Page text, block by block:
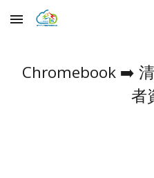
Skip to main content
Chromebook ➡️
者